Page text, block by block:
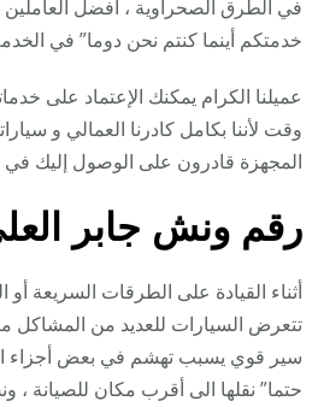
في الطرق الصحراوية ، أفضل
خدمتكم أينما كنتم نحن دوما” في
عميلنا الكرام يمكنك الإعتماد على
وقت لأننا بكامل كادرنا العمالي و
المجهزة قادرون على الوصول إليك
رقمونش جابر
أثناء القيادة على الطرقات السريعة أو
تتعرض السيارات للعديد من المشاكل
سير قوي يسبب تهشم في بعض أجزاء
حتما” نقلها الى أقرب مكان للصيانة ،